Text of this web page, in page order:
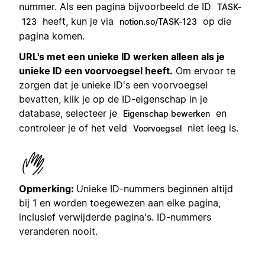
nummer. Als een pagina bijvoorbeeld de ID
TASK-
123
heeft, kun je via notion.so/TASK-123
op die
pagina komen.
URL's met een unieke ID werken alleen als je
unieke ID een voorvoegsel heeft. Om ervoor te
zorgen dat je unieke ID's een voorvoegsel
bevatten, klik je op de ID-eigenschap in je
database, selecteer je
Eigenschap bewerken en
controleer je of het veld
Voorvoegsel niet leeg is.
Opmerking: Unieke ID-nummers beginnen altijd
bij 1 en worden toegewezen aan elke pagina,
inclusief verwijderde pagina's. ID-nummers
veranderen nooit.